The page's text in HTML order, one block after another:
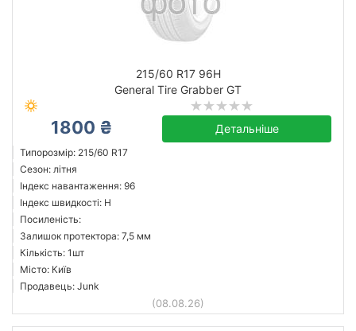
215/60 R17 96H
General Tire Grabber GT
1800 ₴ Детальніше
Типорозмір: 215/60 R17
Сезон: літня
Індекс навантаження: 96
Індекс швидкості: H
Посиленість:
Залишок протектора: 7,5 мм
Кількість: 1шт
Місто: Київ
Продавець: Junk
(08.08.26)